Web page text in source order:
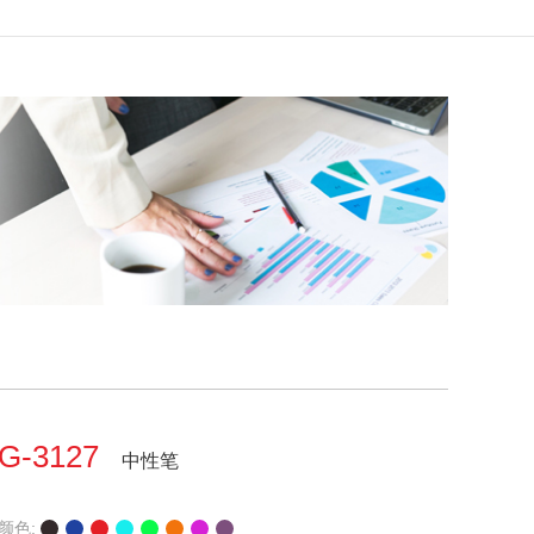
3127 中性笔
色: